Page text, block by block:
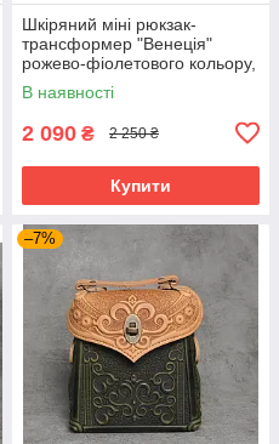
Шкіряний міні рюкзак-
трансформер "Венеція"
рожево-фіолетового кольору,
17х19х7 см
В наявності
2 090 ₴ 2 250 ₴
Купити
–7%